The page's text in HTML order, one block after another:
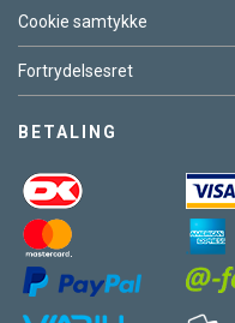
Cookie samtykke
Fortrydelsesret
BETALING